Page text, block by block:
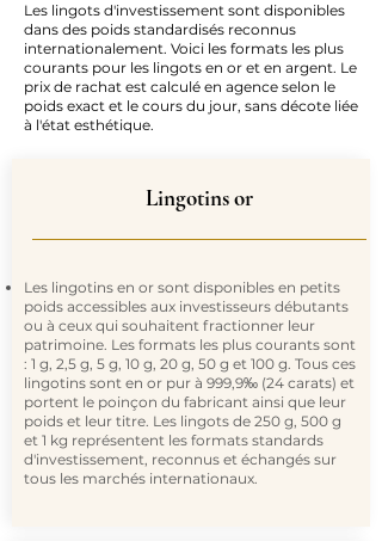
Les lingots d'investissement sont disponibles
dans des poids standardisés reconnus
internationalement. Voici les formats les plus
courants pour les lingots en or et en argent. Le
prix de rachat est calculé en agence selon le
poids exact et le cours du jour, sans décote liée
à l'état esthétique.
Lingotins or
Les lingotins en or sont disponibles en petits
poids accessibles aux investisseurs débutants
ou à ceux qui souhaitent fractionner leur
patrimoine. Les formats les plus courants sont
: 1 g, 2,5 g, 5 g, 10 g, 20 g, 50 g et 100 g. Tous ces
lingotins sont en or pur à 999,9‰ (24 carats) et
portent le poinçon du fabricant ainsi que leur
poids et leur titre. Les lingots de 250 g, 500 g
et 1 kg représentent les formats standards
d'investissement, reconnus et échangés sur
tous les marchés internationaux.